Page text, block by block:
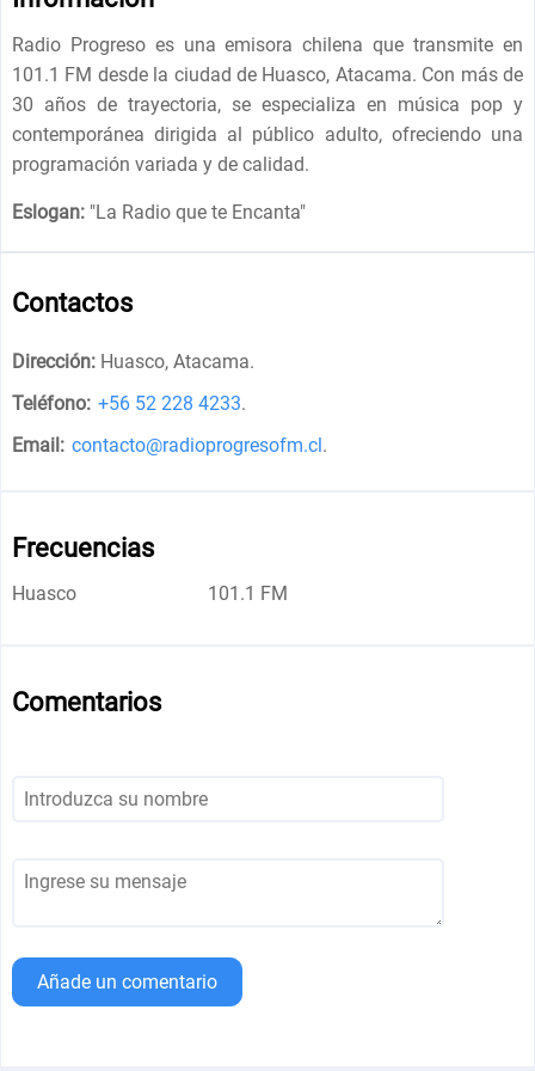
Radio Progreso es una emisora chilena que transmite en
101.1 FM desde la ciudad de Huasco, Atacama. Con más de
30 años de trayectoria, se especializa en música pop y
contemporánea dirigida al público adulto, ofreciendo una
programación variada y de calidad.
Eslogan: "La Radio que te Encanta"
Contactos
Dirección: Huasco, Atacama.
Teléfono: +56 52 228 4233.
Email: contacto@radioprogresofm.cl.
Frecuencias
Huasco 101.1 FM
Comentarios
Añade un comentario